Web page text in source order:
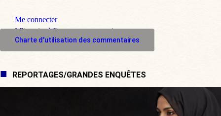
Me connecter
M'inscrire à l'espace commentaire
Charte d'utilisation des commentaires
REPORTAGES/GRANDES ENQUÊTES